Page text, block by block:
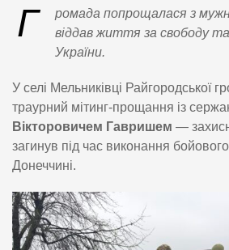
Г
ромада попрощалася з
віддав життя за свободу
України.
У селі Мельниківці Райгородської
траурний мітинг-прощання із
Вікторовичем Гавришем —
загинув під час виконання
Донеччині.